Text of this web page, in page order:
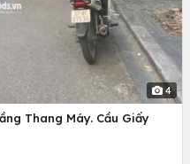
4
Thang Máy. Cầu Giấy